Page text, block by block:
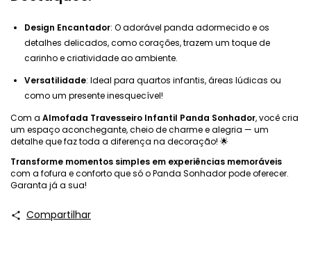
Design Encantador: O adorável panda adormecido e os
detalhes delicados, como corações, trazem um toque de
carinho e criatividade ao ambiente.
Versatilidade: Ideal para quartos infantis, áreas lúdicas ou
como um presente inesquecível!
Com a Almofada Travesseiro Infantil Panda Sonhador, você cria
um espaço aconchegante, cheio de charme e alegria — um
detalhe que faz toda a diferença na decoração! 🌟
Transforme momentos simples em experiências memoráveis
com a fofura e conforto que só o Panda Sonhador pode oferecer.
Garanta já a sua!
Compartilhar